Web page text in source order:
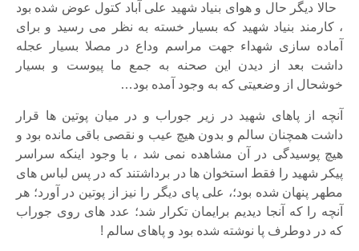
حالا دیگر حال و هوای بنیاد شهید علی آباد کتول عوض شده بود
، کارمند بنیاد شهید که بسیار خسته به نظر می رسید و برای
آماده سازی شهداء جهت مراسم وداع در مصلا بسیار عجله
داشت بعد از دیدن این صحنه به جمع ما پیوست و بسیار
خوشحال از وضعیتی که به وجود آمده بود…
آنچه از پاهای شهید در زیر جوراب و در میان پوتین ها قرار
داشت همچنان سالم و بدون هیچ عیب و نقصی باقی مانده بود و
هیچ پوسیدگی در آن مشاهده نمی شد ، با وجود اینکه سراسر
پیکر شهید را فقط استخوان ها در برداشتند که در پس لباس های
مطهر پنهان شده بود؛، علی پای دیگر را نیز از پوتین در آورد؛ هر
آنچه را که آنجا دیدیم برایمان تکرار شد؛ عدد های روی جوراب
که در دوطرف پا نوشته شده بود و پاهای سالم !